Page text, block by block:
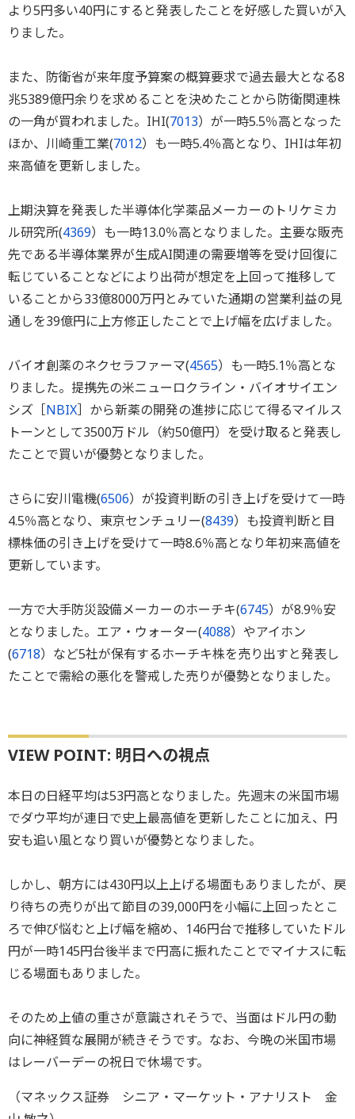
より5円多い40円にすると発表したことを好感した買いが入
りました。
また、防衛省が来年度予算案の概算要求で過去最大となる8
兆5389億円余りを求めることを決めたことから防衛関連株
の一角が買われました。IHI(7013）が一時5.5％高となった
ほか、川崎重工業(7012）も一時5.4％高となり、IHIは年初
来高値を更新しました。
上期決算を発表した半導体化学薬品メーカーのトリケミカ
ル研究所(4369）も一時13.0％高となりました。主要な販売
先である半導体業界が生成AI関連の需要増等を受け回復に
転じていることなどにより出荷が想定を上回って推移して
いることから33億8000万円とみていた通期の営業利益の見
通しを39億円に上方修正したことで上げ幅を広げました。
バイオ創薬のネクセラファーマ(4565）も一時5.1％高とな
りました。提携先の米ニューロクライン・バイオサイエン
シズ［NBIX］から新薬の開発の進捗に応じて得るマイルス
トーンとして3500万ドル（約50億円）を受け取ると発表し
たことで買いが優勢となりました。
さらに安川電機(6506）が投資判断の引き上げを受けて一時
4.5％高となり、東京センチュリー(8439）も投資判断と目
標株価の引き上げを受けて一時8.6％高となり年初来高値を
更新しています。
一方で大手防災設備メーカーのホーチキ(6745）が8.9％安
となりました。エア・ウォーター(4088）やアイホン
(6718）など5社が保有するホーチキ株を売り出すと発表し
たことで需給の悪化を警戒した売りが優勢となりました。
VIEW POINT: 明日への視点
本日の日経平均は53円高となりました。先週末の米国市場
でダウ平均が連日で史上最高値を更新したことに加え、円
安も追い風となり買いが優勢となりました。
しかし、朝方には430円以上上げる場面もありましたが、戻
り待ちの売りが出て節目の39,000円を小幅に上回ったとこ
ろで伸び悩むと上げ幅を縮め、146円台で推移していたドル
円が一時145円台後半まで円高に振れたことでマイナスに転
じる場面もありました。
そのため上値の重さが意識されそうで、当面はドル円の動
向に神経質な展開が続きそうです。なお、今晩の米国市場
はレーバーデーの祝日で休場です。
（マネックス証券 シニア・マーケット・アナリスト 金